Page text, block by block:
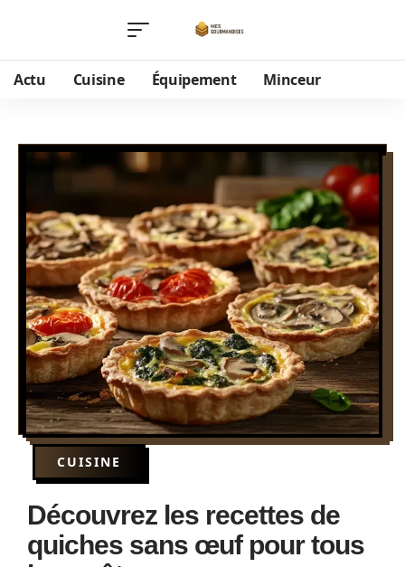
Actu Cuisine Équipement Minceur
CUISINE
Découvrez les recettes de
quiches sans œuf pour tous